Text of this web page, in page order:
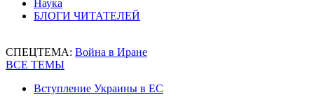
Наука
БЛОГИ ЧИТАТЕЛЕЙ
СПЕЦТЕМА: Война в Иране
ВСЕ ТЕМЫ
Вступление Украины в ЕС